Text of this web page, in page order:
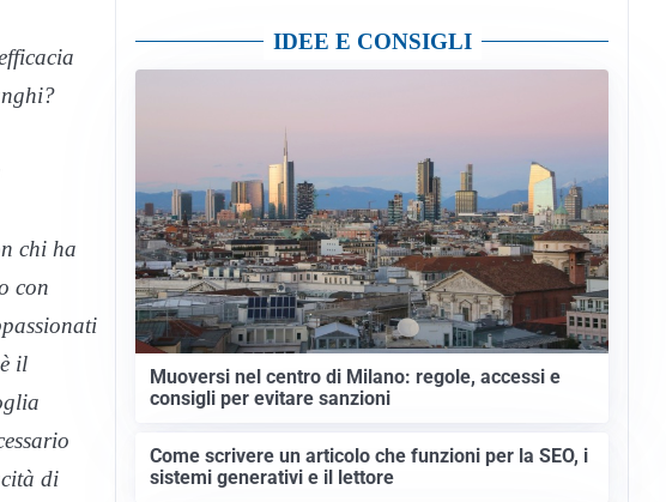
chi ha
con
il
di
IDEE E CONSIGLI
Muoversi nel centro di Milano: regole, accessi e
consigli per evitare sanzioni
Come scrivere un articolo che funzioni per la SEO, i
sistemi generativi e il lettore